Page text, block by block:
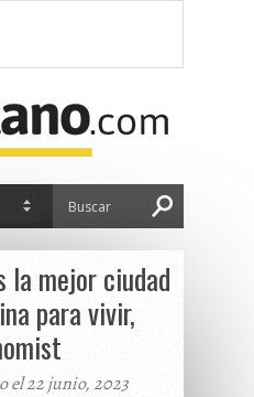
la mejor ciudad
para vivir,
el 22 junio, 2023